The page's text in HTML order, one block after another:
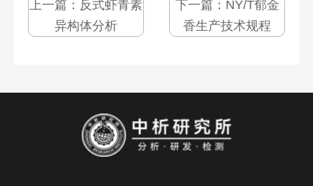
上一篇： 反式虾青素
异构体分析
下一篇： NY/T郁金
香生产技术规程